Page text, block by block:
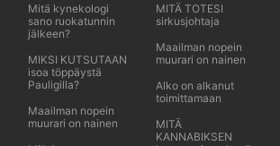
Mitä kynekologi
sano ruokatunnin
jälkeen?
MIKSI KUTSUTAAN
isoa töppäystä
Pauligilla?
Maailman nopein
muurari on nainen
MITÄ TOTESI
sirkusjohtaja
Maailman nopein
muurari on nainen
Alko on alkanut
toimittamaan
MITÄ
KANNABIKSEN